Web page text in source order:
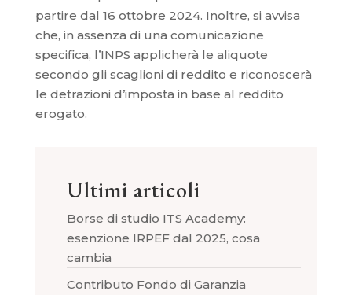
partire dal 16 ottobre 2024. Inoltre, si avvisa
che, in assenza di una comunicazione
specifica, l’INPS applicherà le aliquote
secondo gli scaglioni di reddito e riconoscerà
le detrazioni d’imposta in base al reddito
erogato.
Ultimi articoli
Borse di studio ITS Academy:
esenzione IRPEF dal 2025, cosa
cambia
Contributo Fondo di Garanzia